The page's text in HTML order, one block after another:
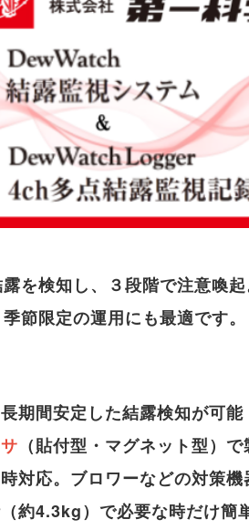
を検知し、３段階で注意喚
節限定の運用にも最適です。
期間安定した結露検知が可能
（貼付型・マグネット型）
対応。ブロワーなどの対策
約4.3kg）で必要な時だけ簡